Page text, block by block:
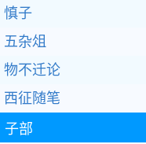
慎子
五杂俎
物不迁论
西征随笔
子部